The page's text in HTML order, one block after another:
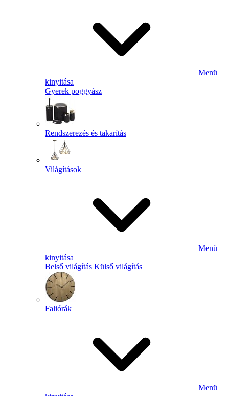
Menü
kinyitása
Gyerek poggyász
Rendszerezés és takarítás
Világítások
Menü
kinyitása
Belső világítás Külső világítás
Faliórák
Menü